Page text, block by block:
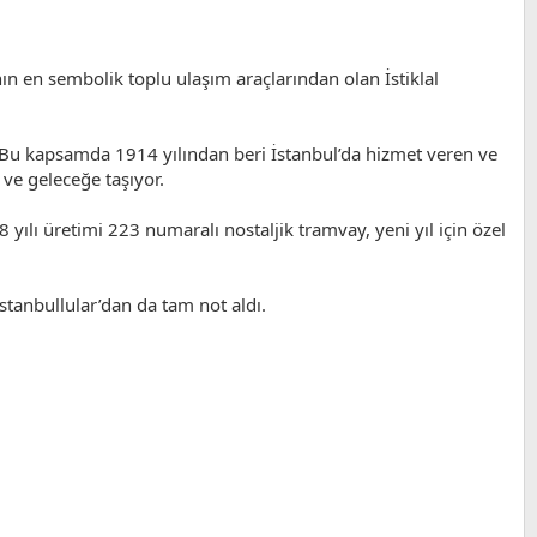
en sembolik toplu ulaşım araçlarından olan İstiklal
kapsamda 1914 yılından beri İstanbul’da hizmet veren ve
geleceğe taşıyor.
üretimi 223 numaralı nostaljik tramvay, yeni yıl için özel
da tam not aldı.